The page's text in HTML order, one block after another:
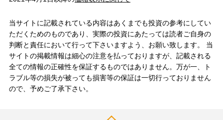
当サイトに記載されている内容はあくまでも投資の参考にしてい
ただくためのものであり、実際の投資にあたっては読者ご自身の
判断と責任において行って下さいますよう、お願い致します。 当
サイトの掲載情報は細心の注意を払っておりますが、記載される
全ての情報の正確性を保証するものではありません。万が一、ト
ラブル等の損失が被っても損害等の保証は一切行っておりません
ので、予めご了承下さい。